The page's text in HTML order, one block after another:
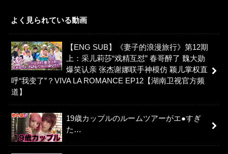
よく見られている動画
【ENG SUB】《妻子的浪漫旅行》第12期
上：采儿莉莎“戏精互怼” 春哥醉了 魏大勋
爆笑认亲 张杰谢娜联手神模仿 颖儿掌权直
呼“我变了”？VIVA LA ROMANCE EP12【湖南卫视官方频
道】
19歳カップルのルームツアーがエ●すぎ
た…